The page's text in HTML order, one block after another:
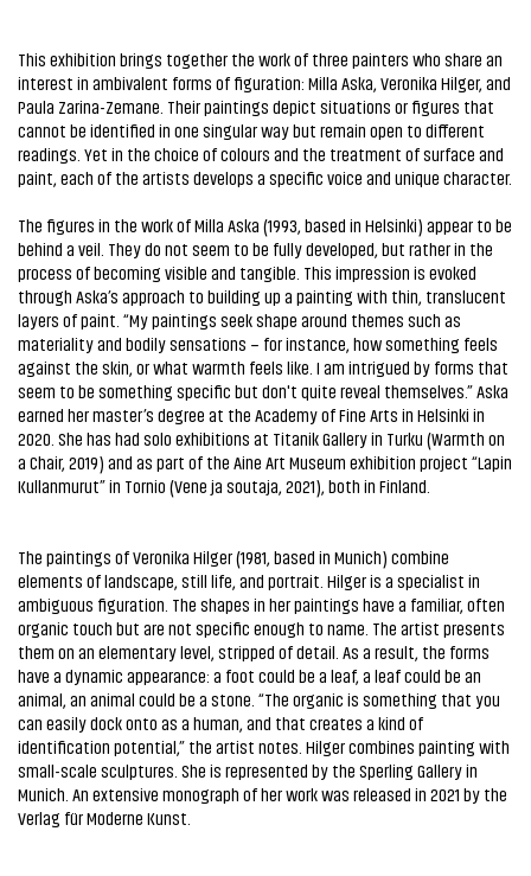
This exhibition brings together the work of three painters who share an
interest in ambivalent forms of figuration: Milla Aska, Veronika Hilger, and
Paula Zarina-Zemane. Their paintings depict situations or figures that
cannot be identified in one singular way but remain open to different
readings. Yet in the choice of colours and the treatment of surface and
paint, each of the artists develops a specific voice and unique character.
The figures in the work of Milla Aska (1993, based in Helsinki) appear to be
behind a veil. They do not seem to be fully developed, but rather in the
process of becoming visible and tangible. This impression is evoked
through Aska’s approach to building up a painting with thin, translucent
layers of paint. “My paintings seek shape around themes such as
materiality and bodily sensations – for instance, how something feels
against the skin, or what warmth feels like. I am intrigued by forms that
seem to be something specific but don't quite reveal themselves.” Aska
earned her master’s degree at the Academy of Fine Arts in Helsinki in
2020. She has had solo exhibitions at Titanik Gallery in Turku (Warmth on
a Chair, 2019) and as part of the Aine Art Museum exhibition project “Lapin
Kullanmurut” in Tornio (Vene ja soutaja, 2021), both in Finland.
The paintings of Veronika Hilger (1981, based in Munich) combine
elements of landscape, still life, and portrait. Hilger is a specialist in
ambiguous figuration. The shapes in her paintings have a familiar, often
organic touch but are not specific enough to name. The artist presents
them on an elementary level, stripped of detail. As a result, the forms
have a dynamic appearance: a foot could be a leaf, a leaf could be an
animal, an animal could be a stone. “The organic is something that you
can easily dock onto as a human, and that creates a kind of
identification potential,” the artist notes. Hilger combines painting with
small-scale sculptures. She is represented by the Sperling Gallery in
Munich. An extensive monograph of her work was released in 2021 by the
Verlag für Moderne Kunst.